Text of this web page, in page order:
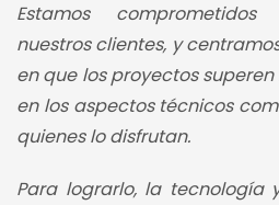
Estamos
nuestros clientes, y
en que los proyectos
en los aspectos técnicos
quienes lo disfrutan.
Para lograrlo, la tecnología